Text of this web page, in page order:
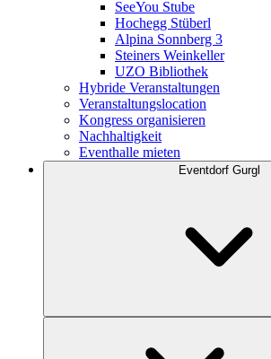
SeeYou Stube
Hochegg Stüberl
Alpina Sonnberg 3
Steiners Weinkeller
UZO Bibliothek
Hybride Veranstaltungen
Veranstaltungslocation
Kongress organisieren
Nachhaltigkeit
Eventhalle mieten
Eventdorf Gurgl